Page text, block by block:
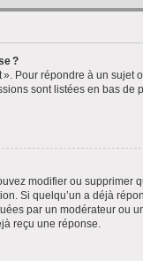
?
Pour répondre à un
sont listées en bas
modifier ou
Si quelqu’un a déjà
par un modérateur
reçu une réponse.